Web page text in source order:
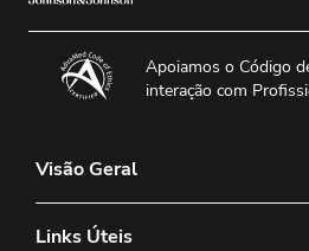
Apoiamos o Código
interação com
Visão Geral
Sobre nós
Links Úteis